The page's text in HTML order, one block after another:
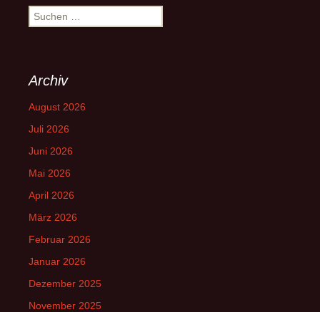
Suchen
nach:
Archiv
August 2026
Juli 2026
Juni 2026
Mai 2026
April 2026
März 2026
Februar 2026
Januar 2026
Dezember 2025
November 2025